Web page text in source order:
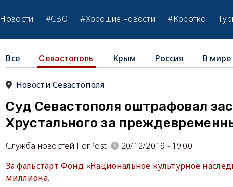
Новости #СВО #Хорошие новости #Коротко
Все Севастополь Крым Россия В мире
Новости Севастополя
Суд Севастополя оштрафовал
Хрустального за
Служба новостей ForPost
20/12/2019 - 19:00
За фальстарт Фонд «Национальное культурное
миллиона.